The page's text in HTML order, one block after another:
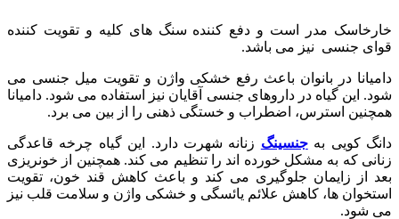
خارخاسک مدر است و دفع کننده سنگ های کلیه و تقویت کننده
قوای جنسی نیز می باشد.
دامیانا در بانوان باعث رفع خشکی واژن و تقویت میل جنسی می
شود. این گیاه در داروهای جنسی آقایان نیز استفاده می شود. دامیانا
همچنین استرس، اضطراب و خستگی ذهنی را از بین می برد.
دانگ کویی بهجنسینگ زنانه شهرت دارد. این گیاه چرخه قاعدگی
زنانی که به مشکل خورده اند را تنظیم می کند. همچنین از خونریزی
بعد از زایمان جلوگیری می کند و باعث کاهش قند خون، تقویت
استخوان ها، کاهش علائم یائسگی و خشکی واژن و سلامت قلب نیز
می شود.